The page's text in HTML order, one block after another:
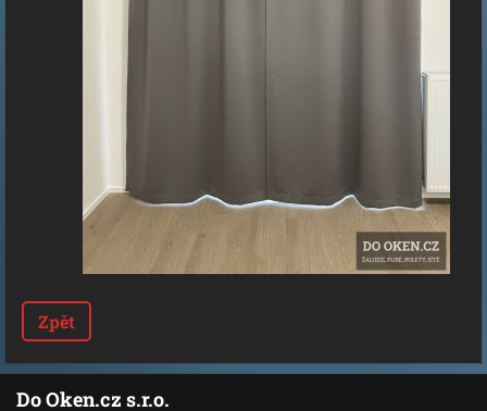
Zpět
Do Oken.cz s.r.o.